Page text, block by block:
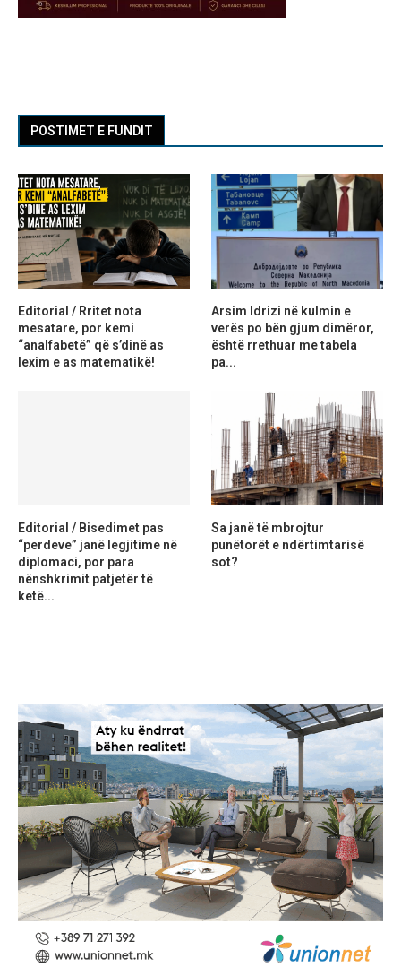
POSTIMET E FUNDIT
Editorial / Rritet nota
mesatare, por kemi
“analfabetë” që s’dinë as
lexim e as matematikë!
Arsim Idrizi në kulmin e
verës po bën gjum dimëror,
është rrethuar me tabela
pa...
Editorial / Bisedimet pas
“perdeve” janë legjitime në
diplomaci, por para
nënshkrimit patjetër të
ketë...
Sa janë të mbrojtur
punëtorët e ndërtimtarisë
sot?